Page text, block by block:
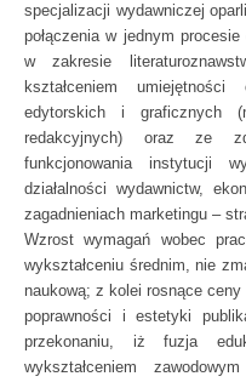
specjalizacji wydawniczej
połączenia w jednym
w zakresie
kształceniem umiejętności
edytorskich i graficznych
redakcyjnych) oraz ze
funkcjonowania instytucji
działalności wydawnictw,
zagadnieniach marketingu –
Wzrost wymagań wobec
wykształceniu średnim, nie
naukową; z kolei rosnące
poprawności i estetyki
przekonaniu, iż fuzja
wykształceniem